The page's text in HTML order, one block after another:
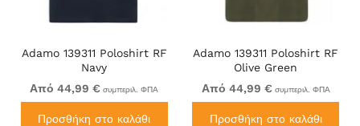
Adamo 139311 Poloshirt RF
Navy
Από 44,99 € συμπεριλ. ΦΠΑ
Προσθήκη στο καλάθι
Adamo 139311 Poloshirt RF
Olive Green
Από 44,99 € συμπεριλ. ΦΠΑ
Προσθήκη στο καλάθι